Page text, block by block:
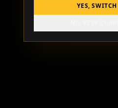
YES,